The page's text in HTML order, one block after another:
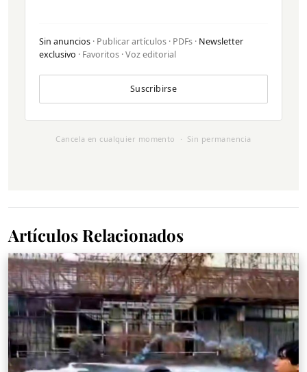
Sin anuncios · Publicar artículos · PDFs · Newsletter
exclusivo · Favoritos · Voz editorial
Suscribirse
Cancela en cualquier momento · Sin permanencia
Artículos Relacionados